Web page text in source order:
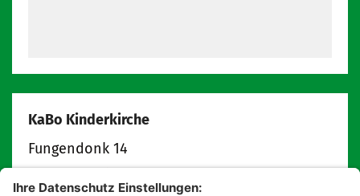
KaBo Kinderkirche
Fungendonk 14